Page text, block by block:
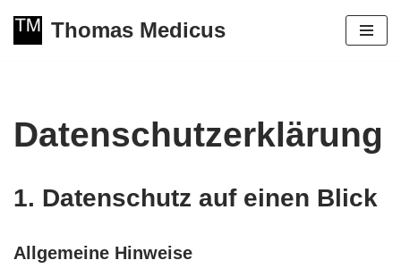
Zum
Thomas Medicus
Datenschutzerklärung
1. Datenschutz auf einen Blick
Allgemeine Hinweise